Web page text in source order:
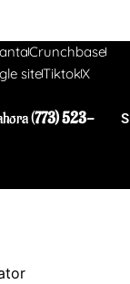
Crunchbase
siteTiktokX
(773) 523-